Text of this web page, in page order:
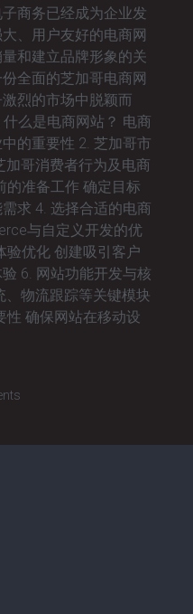
商务已经成为企业发
、用户友好的电商网
和建立品牌形象的关
全面的芝加哥电商网
烈的市场中脱颖而
么是电商网站？ 电商
的重要性 2. 芝加哥市
哥消费者行为及电商
的准备工作 确定目标
求 4. 选择合适的电商
与自定义开发的优
验优化 创建吸引客户
6. 网站功能开发与核
物流跟踪等关键模块
性 确保网站在移动设